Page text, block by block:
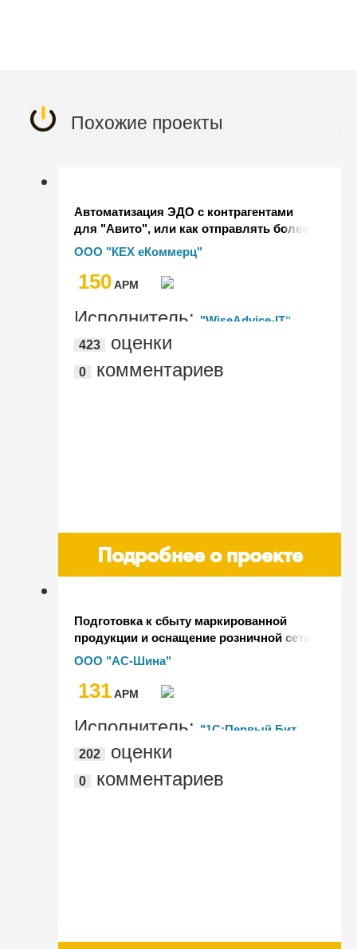
Похожие проекты
Автоматизация ЭДО с контрагентами
для "Авито", или как отправлять более
30 000 документов в месяц
ООО "КЕХ еКоммерц"
150AРМ
Исполнитель: "WiseAdvice-IT"
423
оценки
0 комментариев
Подробнее о проекте
Подготовка к сбыту маркированной
продукции и оснащение розничной сети
"АС-Шина"
ООО "АС-Шина"
131AРМ
Исполнитель: "1С:Первый Бит,
Москва – Центральный офис"
202 оценки
0 комментариев